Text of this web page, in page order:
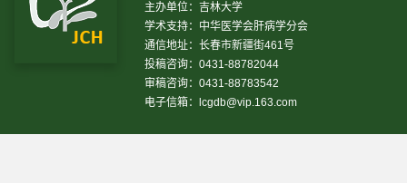
主办单位：吉林大学
学术支持：中华医学会肝病学分会
通信地址：长春市新疆街461号
投稿咨询：0431-88782044
审稿咨询：0431-88783542
电子信箱：
lcgdb@vip.163.com